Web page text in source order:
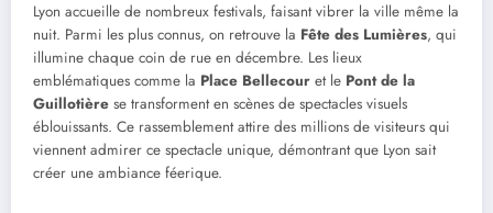
Lyon accueille de nombreux festivals, faisant vibrer la ville même la
nuit. Parmi les plus connus, on retrouve la Fête des Lumières, qui
illumine chaque coin de rue en décembre. Les lieux
emblématiques comme la Place Bellecour et le Pont de la
Guillotière se transforment en scènes de spectacles visuels
éblouissants. Ce rassemblement attire des millions de visiteurs qui
viennent admirer ce spectacle unique, démontrant que Lyon sait
créer une ambiance féerique.